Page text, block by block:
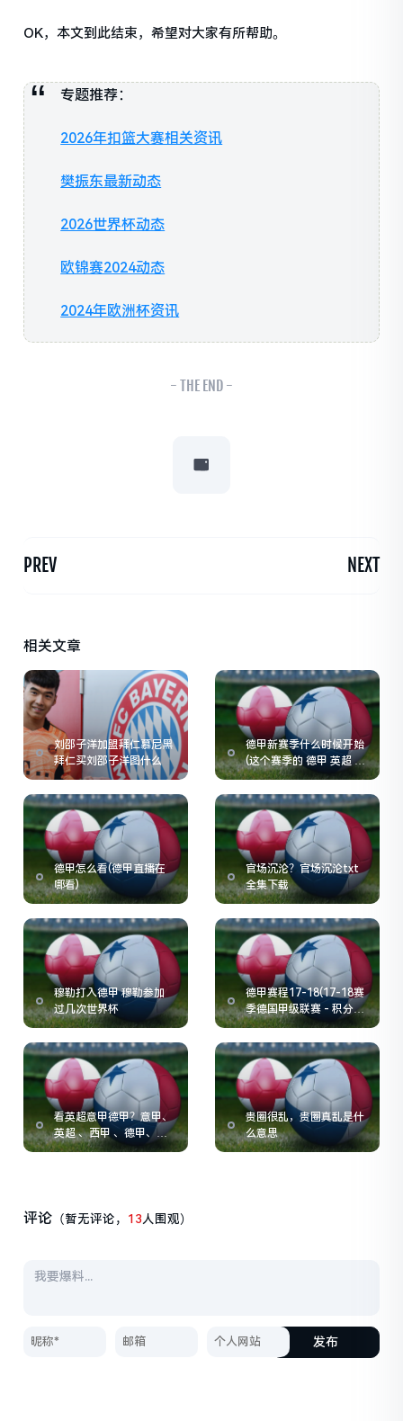
OK，本文到此结束，希望对大家有所帮助。
专题推荐：
2026年扣篮大赛相关资讯
樊振东最新动态
2026世界杯动态
欧锦赛2024动态
2024年欧洲杯资讯
- THE END -
PREV NEXT
相关文章
刘邵子洋加盟拜仁慕尼黑
拜仁买刘邵子洋图什么
德甲新赛季什么时候开始
(这个赛季的 德甲 英超 意
甲 什么时候开始啊)
德甲怎么看(德甲直播在
哪看)
官场沉沦？官场沉沦txt
全集下载
穆勒打入德甲 穆勒参加
过几次世界杯
德甲赛程17-18(17-18赛
季德国甲级联赛 - 积分
榜)
看英超意甲德甲？意甲、
英超 、西甲 、德甲、法
甲各有些什么特点
贵圈很乱，贵圈真乱是什
么意思
评论 （暂无评论， 13人围观）
发布